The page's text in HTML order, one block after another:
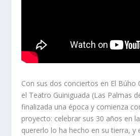
Con sus dos conciertos en El Búho
el Teatro Guiniguada (Las Palmas
finalizada una época y comienza
proyecto: celebrar sus 30 años en
quererlo lo ha hecho en su tierra, y